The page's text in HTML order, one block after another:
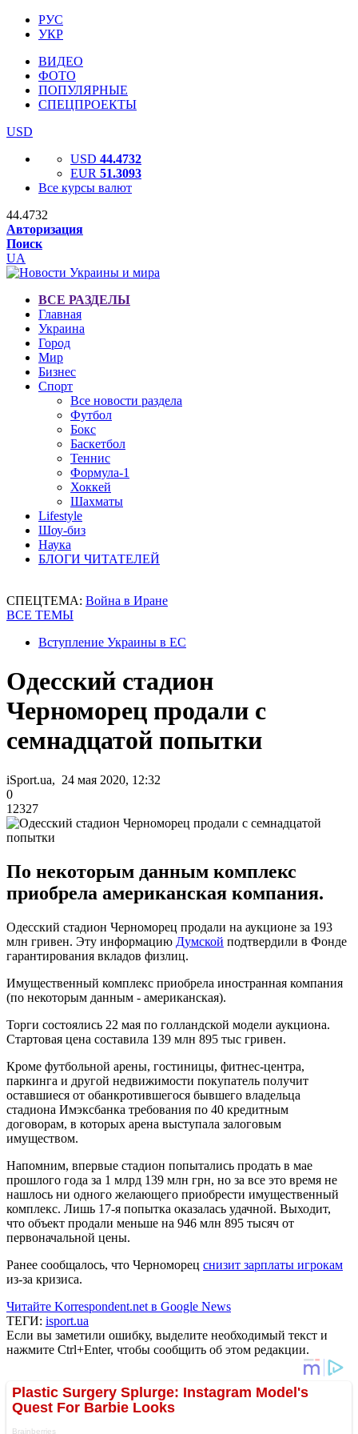
РУС
УКР
ВИДЕО
ФОТО
ПОПУЛЯРНЫЕ
СПЕЦПРОЕКТЫ
USD
USD 44.4732
EUR 51.3093
Все курсы валют
44.4732
Авторизация
Поиск
UA
ВСЕ РАЗДЕЛЫ
Главная
Украина
Город
Мир
Бизнес
Спорт
Все новости раздела
Футбол
Бокс
Баскетбол
Теннис
Формула-1
Хоккей
Шахматы
Lifestyle
Шоу-биз
Наука
БЛОГИ ЧИТАТЕЛЕЙ
СПЕЦТЕМА: Война в Иране
ВСЕ ТЕМЫ
Вступление Украины в ЕС
Одесский стадион
Черноморец продали с
семнадцатой попытки
iSport.ua, 24 мая 2020, 12:32
0
12327
По некоторым данным комплекс
приобрела американская компания.
Одесский стадион Черноморец продали на аукционе за 193
млн гривен. Эту информацию Думской подтвердили в Фонде
гарантирования вкладов физлиц.
Имущественный комплекс приобрела иностранная компания
(по некоторым данным - американская).
Торги состоялись 22 мая по голландской модели аукциона.
Стартовая цена составила 139 млн 895 тыс гривен.
Кроме футбольной арены, гостиницы, фитнес-центра,
паркинга и другой недвижимости покупатель получит
оставшиеся от обанкротившегося бывшего владельца
стадиона Имэксбанка требования по 40 кредитным
договорам, в которых арена выступала залоговым
имуществом.
Напомним, впервые стадион попытались продать в мае
прошлого года за 1 млрд 139 млн грн, но за все это время не
нашлось ни одного желающего приобрести имущественный
комплекс. Лишь 17-я попытка оказалась удачной. Выходит,
что объект продали меньше на 946 млн 895 тысяч от
первоначальной цены.
Ранее сообщалось, что Черноморец снизит зарплаты игрокам
из-за кризиса.
Читайте Korrespondent.net в Google News
ТЕГИ: isport.ua
Если вы заметили ошибку, выделите необходимый текст и
нажмите Ctrl+Enter, чтобы сообщить об этом редакции.